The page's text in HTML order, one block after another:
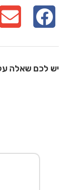
יש לכם שאלה